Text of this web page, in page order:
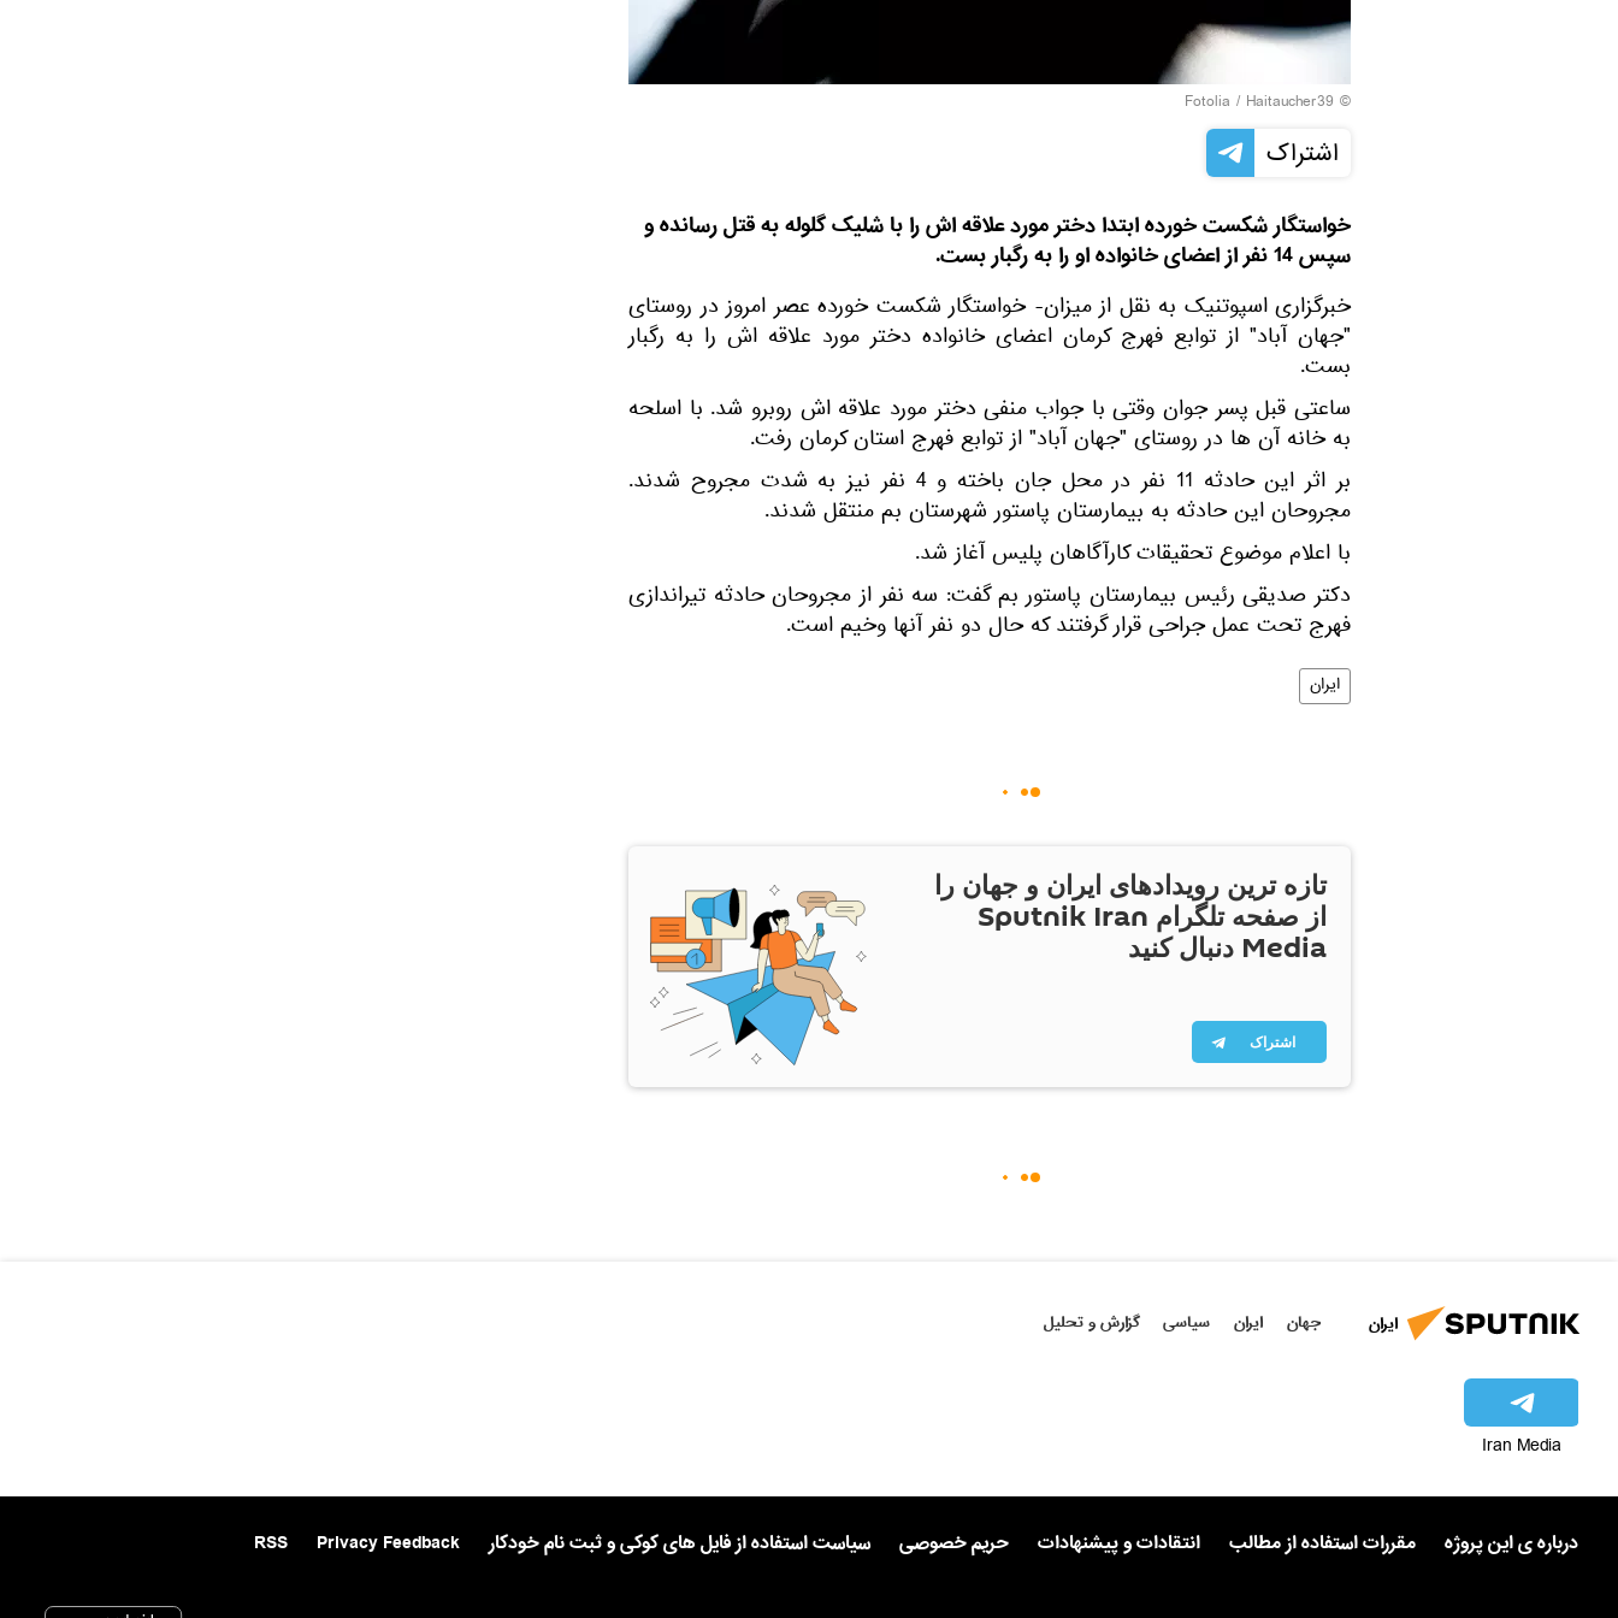
©
Fotolia / Haitaucher39
اشتراک
خواستگار شکست خورده ابتدا دختر مورد علاقه اش را با شلیک گلوله به قتل رسانده و
سپس 14 نفر از اعضای خانواده او را به رگبار بست.
خبرگزاری اسپوتنیک به نقل از میزان- خواستگار شکست خورده عصر امروز در روستای
"جهان آباد" از توابع فهرج کرمان اعضای خانواده دختر مورد علاقه اش را به رگبار
بست.
ساعتی قبل پسر جوان وقتی با جواب منفی دختر مورد علاقه اش روبرو شد. با اسلحه
به خانه آن ها در روستای "جهان آباد" از توابع فهرج استان کرمان رفت.
بر اثر این حادثه 11 نفر در محل جان باخته و 4 نفر نیز به شدت مجروح شدند.
مجروحان این حادثه به بیمارستان پاستور شهرستان بم منتقل شدند.
با اعلام موضوع تحقیقات کارآگاهان پلیس آغاز شد.
دکتر صدیقی رئیس بیمارستان پاستور بم گفت: سه نفر از مجروحان حادثه تیراندازی
فهرج تحت عمل جراحی قرار گرفتند که حال دو نفر آنها وخیم است.
ایران
تازه ترین رویدادهای ایران و جهان را
از صفحه تلگرام Sputnik Iran
Media دنبال کنید
اشتراک
ایران جهان ایران سیاسی گزارش و تحلیل
Iran Media
درباره ی این پروژه مقررات استفاده از مطالب انتقادات و پیشنهادات حریم خصوصی سیاست استفاده از فایل های کوکی و ثبت نام خودکار Privacy Feedback
RSS